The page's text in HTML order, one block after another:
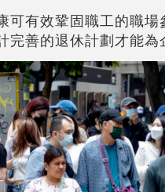
可有效鞏固職工的職
善的退休計劃才能為